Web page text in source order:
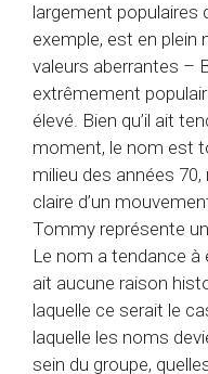
largement populaires
exemple, est en plein
valeurs aberrantes –
extrêmement
élevé. Bien qu’il ait
moment, le nom est
milieu des années
claire d’un
Tommy représente
Le nom a tendance à
ait aucune raison
laquelle ce serait le
laquelle les noms
sein du groupe,